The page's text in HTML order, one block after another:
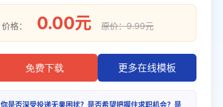
价格： 0.00元 原价：9.99元
免费下载 更多在线模板
你是否深受投递无果困扰？是否希望把握住求职机会？是